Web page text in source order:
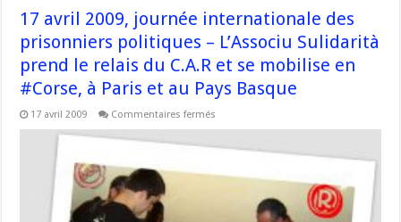
17 avril 2009, journée internationale des
prisonniers politiques – L’Associu Sulidarità
prend le relais du C.A.R et se mobilise en
#Corse, à Paris et au Pays Basque
17 avril 2009 Commentaires fermés
2009,
politiques